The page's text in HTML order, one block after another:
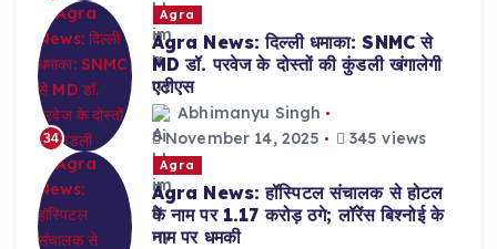
34
Agra
Agra News: दिल्ली धमाका: SNMC से
MD डॉ. परवेज के दोस्तों की कुंडली खंगालेगी
एटीएस
Abhimanyu Singh
November 14, 2025
345 views
Agra
Agra News: हॉस्पिटल संचालक से होटल
के नाम पर 1.17 करोड़ ठगे; लॉरेंस बिश्नोई के
नाम पर धमकी